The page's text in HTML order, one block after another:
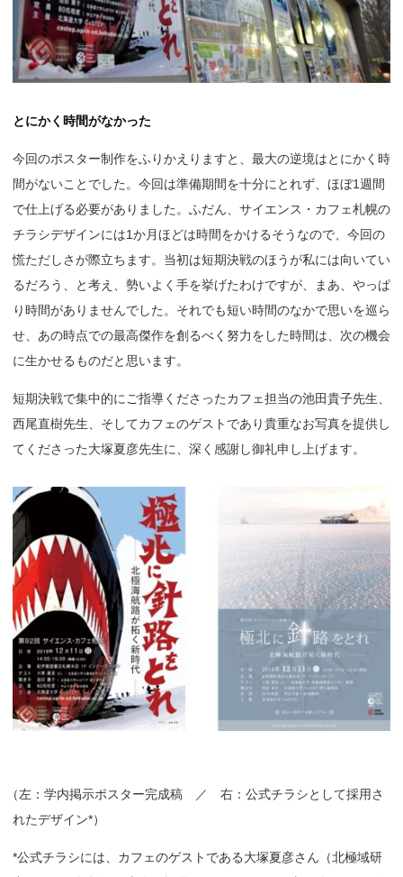
とにかく時間がなかった
今回のポスター制作をふりかえりますと、最大の逆境はとにかく時
間がないことでした。今回は準備期間を十分にとれず、ほぼ1週間
で仕上げる必要がありました。ふだん、サイエンス・カフェ札幌の
チラシデザインには1か月ほどは時間をかけるそうなので、今回の
慌ただしさが際立ちます。当初は短期決戦のほうが私には向いてい
るだろう、と考え、勢いよく手を挙げたわけですが、まあ、やっぱ
り時間がありませんでした。それでも短い時間のなかで思いを巡ら
せ、あの時点での最高傑作を創るべく努力をした時間は、次の機会
に生かせるものだと思います。
短期決戦で集中的にご指導くださったカフェ担当の池田貴子先生、
西尾直樹先生、そしてカフェのゲストであり貴重なお写真を提供し
てくださった大塚夏彦先生に、深く感謝し御礼申し上げます。
（左：学内掲示ポスター完成稿 ／ 右：公式チラシとして採用さ
れたデザイン*）
*公式チラシには、カフェのゲストである大塚夏彦さん（北極域研